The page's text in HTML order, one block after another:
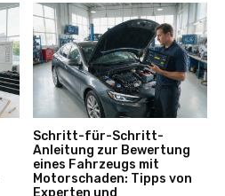
Schritt-für-Schritt-
Anleitung zur Bewertung
eines Fahrzeugs mit
Motorschaden: Tipps von
Experten und